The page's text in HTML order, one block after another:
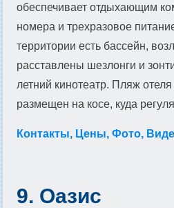
обеспечивает отдыхающим
номера и трехразовое
территории есть бассейн,
расставлены шезлонги и
летний кинотеатр. Пляж
размещен на косе, куда
Контакты, Цены, Фото,
9. Оазис